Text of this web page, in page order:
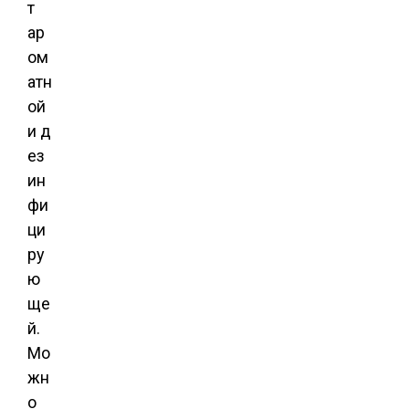
т
ар
ом
атн
ой
и д
ез
ин
фи
ци
ру
ю
ще
й.
Мо
жн
о